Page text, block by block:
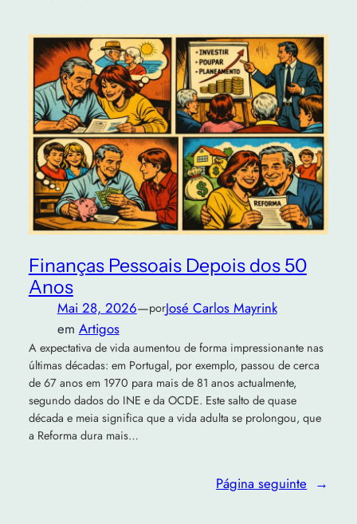
Finanças Pessoais Depois dos 50
Anos
Mai 28, 2026—porJosé Carlos Mayrink
em Artigos
A expectativa de vida aumentou de forma impressionante nas
últimas décadas: em Portugal, por exemplo, passou de cerca
de 67 anos em 1970 para mais de 81 anos actualmente,
segundo dados do INE e da OCDE. Este salto de quase
década e meia significa que a vida adulta se prolongou, que
a Reforma dura mais…
Página seguinte →